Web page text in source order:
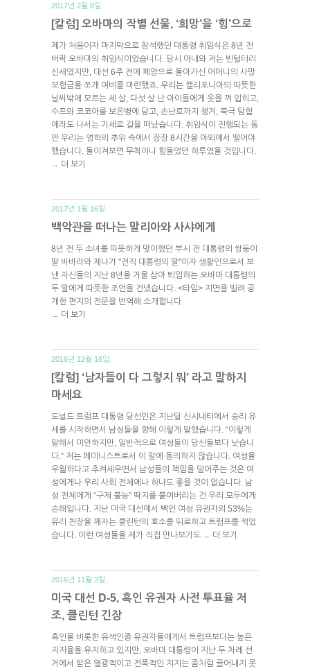
2017년 2월 8일.
[칼럼] 오바마의 작별 선물, ‘희망’을 ‘힘’으로
제가 처음이자 마지막으로 참석했던 대통령 취임식은 8년 전
버락 오바마의 취임식이었습니다. 당시 아내와 저는 빈털터리
신세였지만, 대선 6주 전에 폐암으로 돌아가신 어머니의 사망
보험금을 쪼개 여비를 마련했죠. 우리는 캘리포니아의 따뜻한
날씨밖에 모르는 세 살, 다섯 살 난 아이들에게 옷을 껴 입히고,
수프와 코코아를 보온병에 담고, 손난로까지 챙겨, 북극 탐험
에라도 나서는 기세로 길을 떠났습니다. 취임식이 진행되는 동
안 우리는 영하의 추위 속에서 장장 8시간을 야외에서 떨어야
했습니다. 돌이켜보면 무척이나 힘들었던 하루였을 것입니다.
→ 더 보기
2017년 1월 16일.
백악관을 떠나는 말리아와 사샤에게
8년 전 두 소녀를 따뜻하게 맞이했던 부시 전 대통령의 쌍둥이
딸 바바라와 제나가 "전직 대통령의 딸"이자 생활인으로서 보
낸 자신들의 지난 8년을 거울 삼아 퇴임하는 오바마 대통령의
두 딸에게 따뜻한 조언을 건넸습니다. <타임> 지면을 빌려 공
개한 편지의 전문을 번역해 소개합니다.
→ 더 보기
2016년 12월 16일.
[칼럼] ‘남자들이 다 그렇지 뭐’ 라고 말하지
마세요
도널드 트럼프 대통령 당선인은 지난달 신시내티에서 승리 유
세를 시작하면서 남성들을 향해 이렇게 말했습니다. “이렇게
말해서 미안하지만, 일반적으로 여성들이 당신들보다 낫습니
다.” 저는 페미니스트로서 이 말에 동의하지 않습니다. 여성을
우월하다고 추켜세우면서 남성들의 책임을 덜어주는 것은 여
성에게나 우리 사회 전체에나 하나도 좋을 것이 없습니다. 남
성 전체에게 “구제 불능” 딱지를 붙여버리는 건 우리 모두에게
손해입니다. 지난 미국 대선에서 백인 여성 유권자의 53%는
유리 천장을 깨자는 클린턴의 호소를 뒤로하고 트럼프를 찍었
습니다. 이런 여성들을 제가 직접 만나보기도 → 더 보기
2016년 11월 3일.
미국 대선 D-5, 흑인 유권자 사전 투표율 저
조, 클린턴 긴장
흑인을 비롯한 유색인종 유권자들에게서 트럼프보다는 높은
지지율을 유지하고 있지만, 오바마 대통령이 지난 두 차례 선
거에서 받은 열광적이고 전폭적인 지지는 좀처럼 끌어내지 못